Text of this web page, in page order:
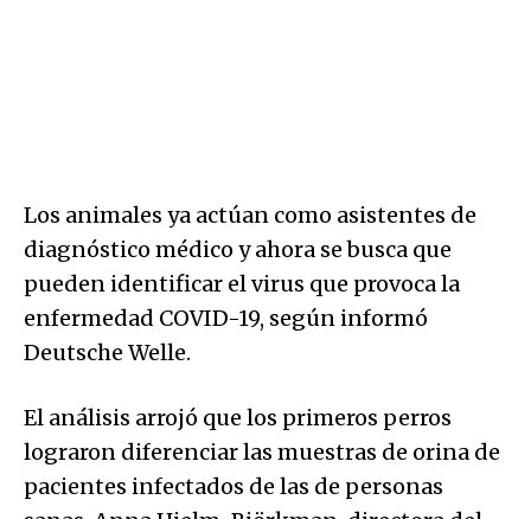
Los animales ya actúan como asistentes de
diagnóstico médico y ahora se busca que
pueden identificar el virus que provoca la
enfermedad COVID-19, según informó
Deutsche Welle.
El análisis arrojó que los primeros perros
lograron diferenciar las muestras de orina de
pacientes infectados de las de personas